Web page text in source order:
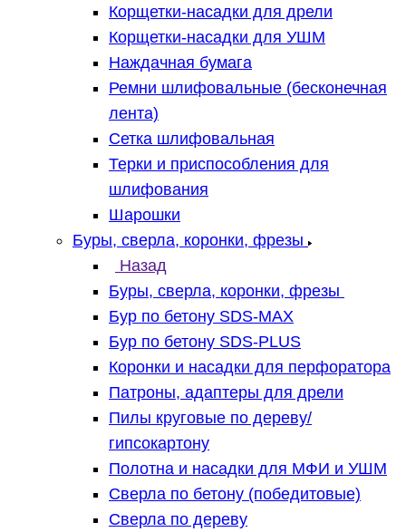
Корщетки-насадки для дрели
Корщетки-насадки для УШМ
Наждачная бумага
Ремни шлифовальные (бесконечная
лента)
Сетка шлифовальная
Терки и приспособления для
шлифования
Шарошки
Буры, сверла, коронки, фрезы
Назад
Буры, сверла, коронки, фрезы
Бур по бетону SDS-MAX
Бур по бетону SDS-PLUS
Коронки и насадки для перфоратора
Патроны, адаптеры для дрели
Пилы круговые по дереву/
гипсокартону
Полотна и насадки для МФИ и УШМ
Сверла по бетону (победитовые)
Сверла по дереву